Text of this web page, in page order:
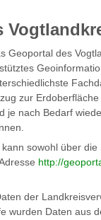
Geoportal des
zur
je nach Bedarf
kann sowohl über die
http://
der
wurden Daten aus